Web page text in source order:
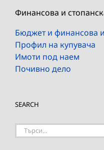
Финансова и
Бюджет и финансова
Профил на купувача
Имоти под наем
Почивно дело
SEARCH
Търсене